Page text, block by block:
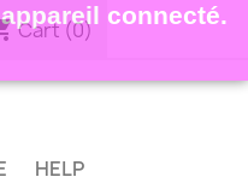
connecté.
Cart(0)
HELP